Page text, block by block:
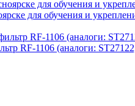
для обучения и
RF-1106 (аналоги: